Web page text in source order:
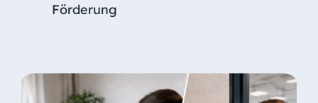
Förderung